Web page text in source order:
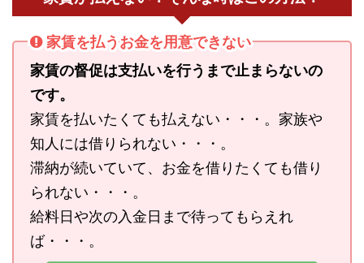
家賃を払うお金を用意できない
家賃の督促は支払いを行うまで止まらないの
です。
家賃を払いたくても払えない・・・。家族や
知人には借りられない・・・。
滞納が続いていて、お金を借りたくても借り
られない・・・。
給料日や次の入金日まで待ってもらえれ
ば・・・。